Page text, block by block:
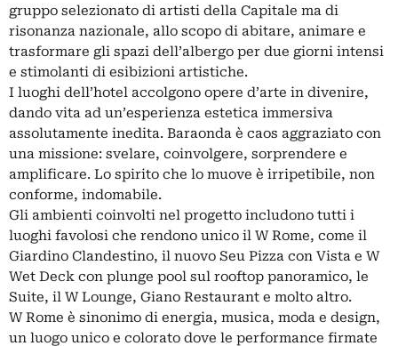
gruppo selezionato di artisti della Capitale ma di
risonanza nazionale, allo scopo di abitare, animare e
trasformare gli spazi dell’albergo per due giorni intensi
e stimolanti di esibizioni artistiche.
I luoghi dell’hotel accolgono opere d’arte in divenire,
dando vita ad un’esperienza estetica immersiva
assolutamente inedita. Baraonda è caos aggraziato con
una missione: svelare, coinvolgere, sorprendere e
amplificare. Lo spirito che lo muove è irripetibile, non
conforme, indomabile.
Gli ambienti coinvolti nel progetto includono tutti i
luoghi favolosi che rendono unico il W Rome, come il
Giardino Clandestino, il nuovo Seu Pizza con Vista e W
Wet Deck con plunge pool sul rooftop panoramico, le
Suite, il W Lounge, Giano Restaurant e molto altro.
W Rome è sinonimo di energia, musica, moda e design,
un luogo unico e colorato dove le performance firmate